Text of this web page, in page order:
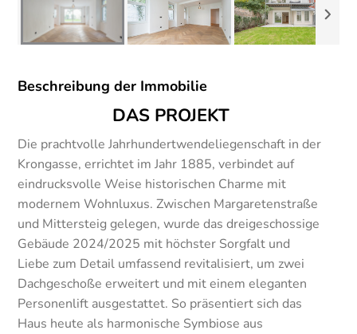
Beschreibung der Immobilie
DAS PROJEKT
Die prachtvolle Jahrhundertwendeliegenschaft in der
Krongasse, errichtet im Jahr 1885, verbindet auf
eindrucksvolle Weise historischen Charme mit
modernem Wohnluxus. Zwischen Margaretenstraße
und Mittersteig gelegen, wurde das dreigeschossige
Gebäude 2024/2025 mit höchster Sorgfalt und
Liebe zum Detail umfassend revitalisiert, um zwei
Dachgeschoße erweitert und mit einem eleganten
Personenlift ausgestattet. So präsentiert sich das
Haus heute als harmonische Symbiose aus